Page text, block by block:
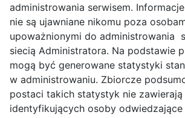
administrowania serwisem.
nie są ujawniane nikomu poza
upoważnionymi do administrowania
siecią Administratora. Na podstawie
mogą być generowane statystyki
w administrowaniu. Zbiorcze
postaci takich statystyk nie
identyfikujących osoby odwiedzające